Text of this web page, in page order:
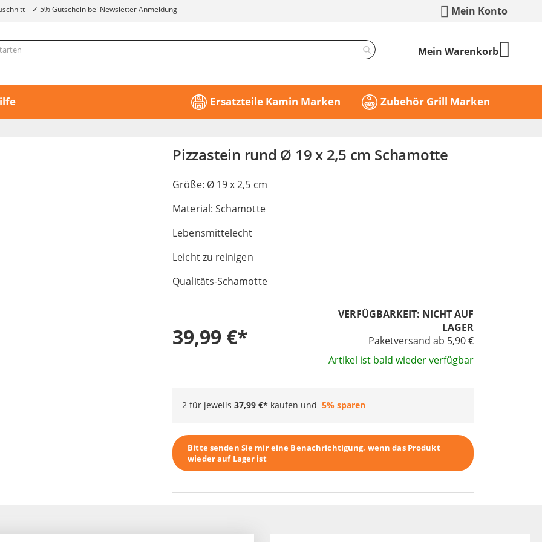
5% Gutschein bei Newsletter Anmeldung Mein Konto
Mein Warenkorb
Ersatzteile Kamin Marken Zubehör Grill Marken
Pizzastein rund Ø 19 x 2,5 cm Schamotte
Größe: Ø 19 x 2,5 cm
Material: Schamotte
Lebensmittelecht
Leicht zu reinigen
Qualitäts-Schamotte
VERFÜGBARKEIT: NICHT AUF
LAGER
Paketversand ab 5,90 €
Artikel ist bald wieder verfügbar
39,99 €
2 für jeweils37,99 € kaufen und 5% sparen
Bitte senden Sie mir eine Benachrichtigung, wenn das Produkt
wieder auf Lager ist